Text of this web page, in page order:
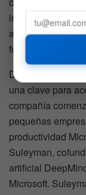
industria
aumentaron un
fue
Durante el
una clave para
compañía
pequeñas
productividad
Suleyman,
artificial
Microsoft.